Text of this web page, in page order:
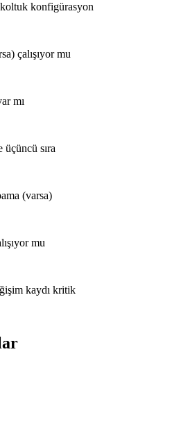
konfigürasyon
çalışıyor mu
mı
üçüncü sıra
(varsa)
mu
kaydı kritik